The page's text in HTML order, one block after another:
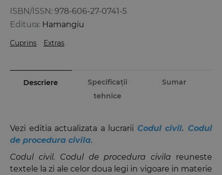
ISBN/ISSN: 978-606-27-0741-5
Editura: Hamangiu
Cuprins Extras
Descriere
Specificații
tehnice
Sumar
Vezi editia actualizata a lucrarii Codul civil. Codul
de procedura civila.
Codul civil. Codul de procedura civila reuneste
textele la zi ale celor doua legi in vigoare in materie